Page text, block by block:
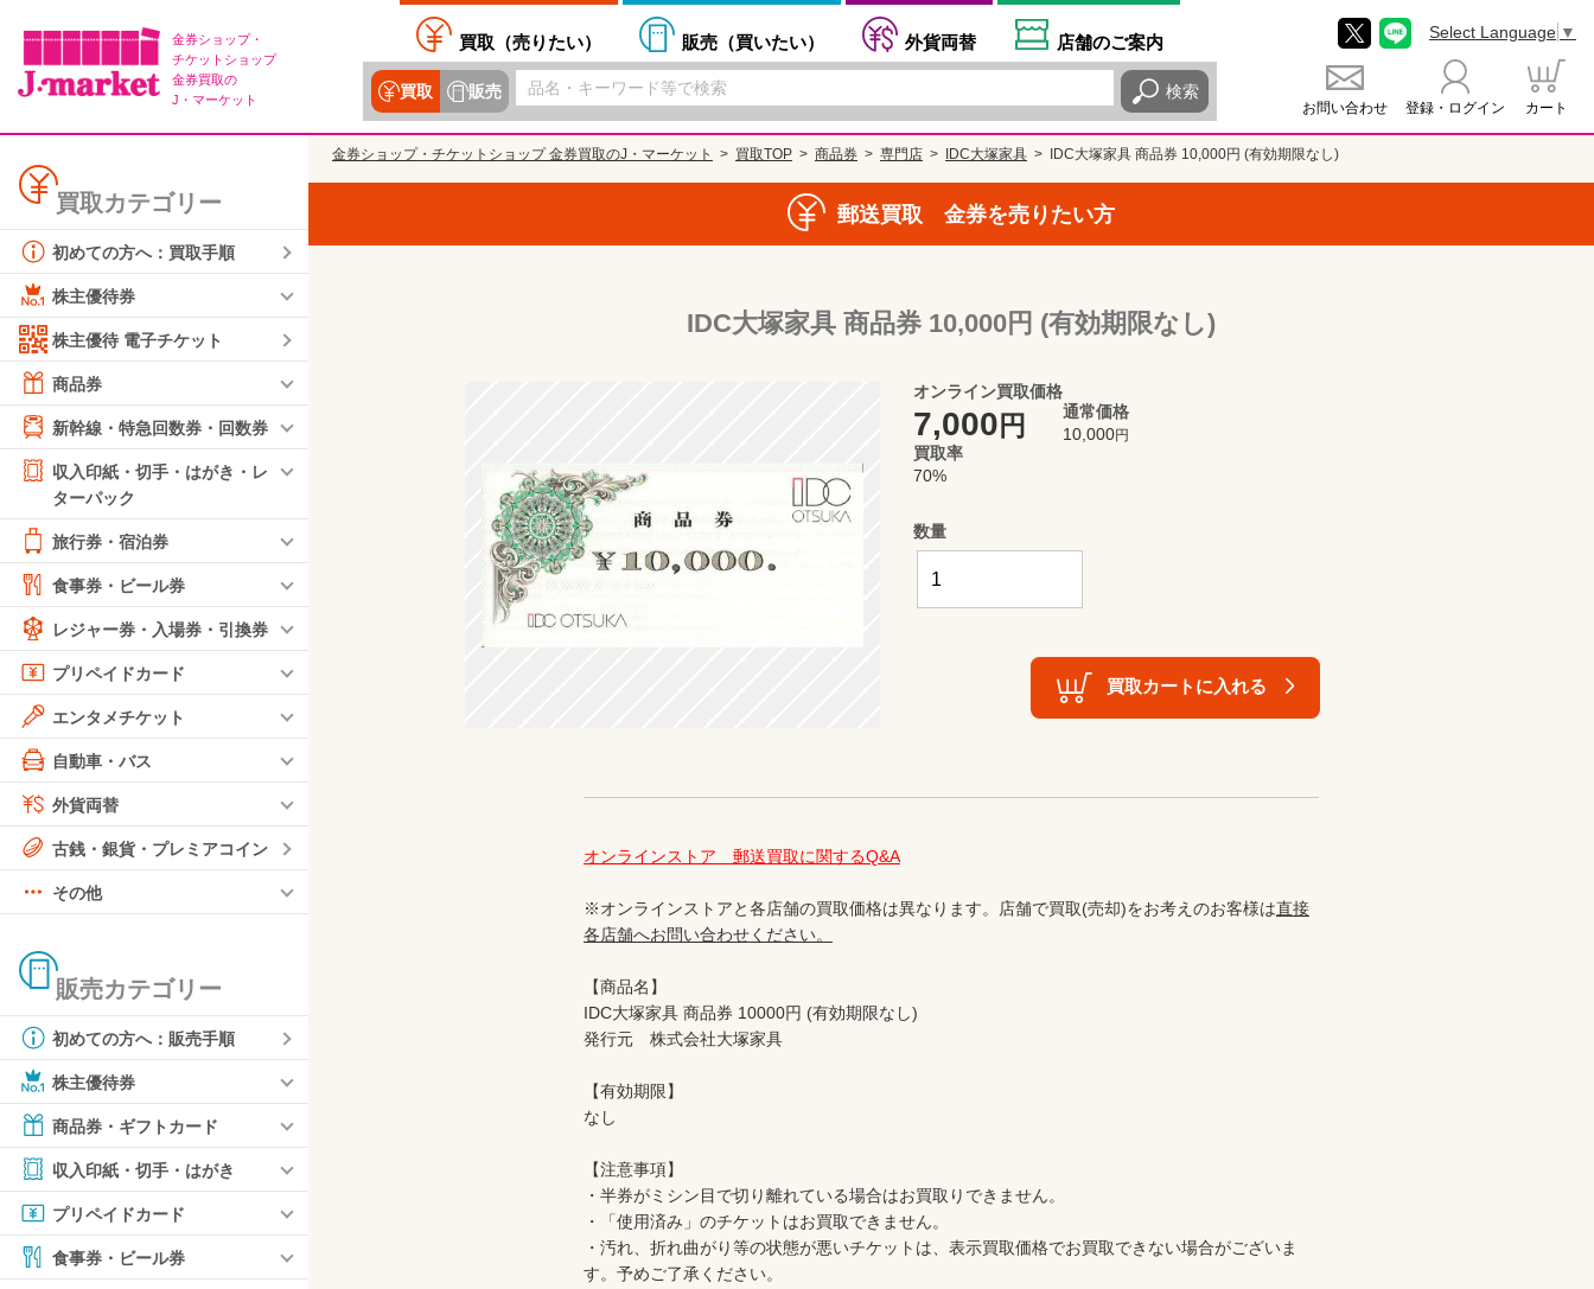
金券ショップ・
チケットショップ
金券買取の
J・マーケット
買取（売りたい） 販売（買いたい） 外貨両替 店舗のご案内
買取 販売 検索
お問い合わせ 登録・ログイン カート
Select Language ▼
買取カテゴリー
初めての方へ：買取手順
株主優待券
株主優待 電子チケット
商品券
新幹線・特急回数券・回数券
収入印紙・切手・はがき・レ
ターパック
旅行券・宿泊券
食事券・ビール券
レジャー券・入場券・引換券
プリペイドカード
エンタメチケット
自動車・バス
外貨両替
古銭・銀貨・プレミアコイン
その他
販売カテゴリー
初めての方へ：販売手順
株主優待券
商品券・ギフトカード
収入印紙・切手・はがき
プリペイドカード
食事券・ビール券
金券ショップ・チケットショップ 金券買取のJ・マーケット 買取TOP 商品券 専門店 IDC大塚家具 IDC大塚家具 商品券 10,000円 (有効期限なし)
郵送買取 金券を売りたい方
IDC大塚家具 商品券 10,000円 (有効期限なし)
オンライン買取価格
7,000 円
通常価格
10,000円
買取率
70%
数量
買取カートに入れる
オンラインストア　郵送買取に関するQ&A
※オンラインストアと各店舗の買取価格は異なります。店舗で買取(売却)をお考えのお客様は直接
各店舗へお問い合わせください。
【商品名】
IDC大塚家具 商品券 10000円 (有効期限なし)
発行元　株式会社大塚家具
【有効期限】
なし
【注意事項】
・半券がミシン目で切り離れている場合はお買取りできません。
・「使用済み」のチケットはお買取できません。
・汚れ、折れ曲がり等の状態が悪いチケットは、表示買取価格でお買取できない場合がございま
す。予めご了承ください。